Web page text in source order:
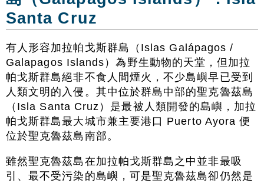
Santa Cruz
有人形容加拉帕戈斯群島（Islas Galápagos /
Galapagos Islands）為野生動物的天堂，但加拉
帕戈斯群島絕非不食人間煙火，不少島嶼早已受到
人類文明的入侵。其中位於群島中部的聖克魯茲島
（Isla Santa Cruz）是最被人類開發的島嶼，加拉
帕戈斯群島最大城市兼主要港口 Puerto Ayora 便
位於聖克魯茲島南部。
雖然聖克魯茲島在加拉帕戈斯群島之中並非最吸
引、最不受污染的島嶼，可是聖克魯茲島卻仍然是